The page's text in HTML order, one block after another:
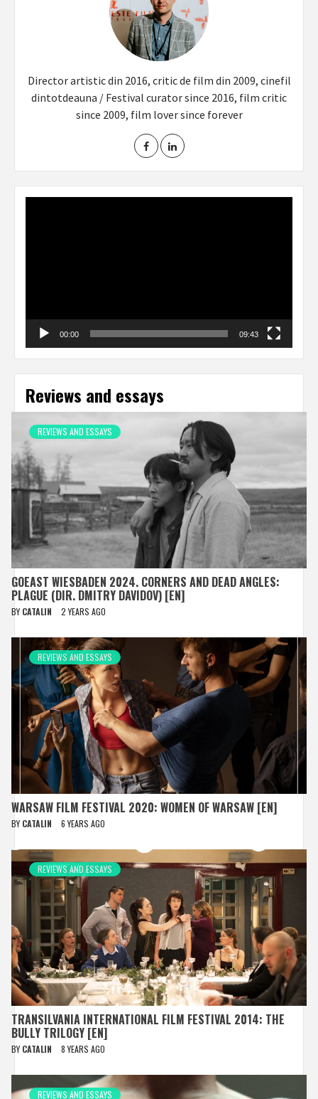
Director artistic din 2016, critic de film din 2009, cinefil
dintotdeauna / Festival curator since 2016, film critic
since 2009, film lover since forever
00:00 09:43
Reviews and essays
REVIEWS AND ESSAYS
GOEAST WIESBADEN 2024. CORNERS AND DEAD ANGLES:
PLAGUE (DIR. DMITRY DAVIDOV) [EN]
BY CATALIN 2 YEARS AGO
REVIEWS AND ESSAYS
WARSAW FILM FESTIVAL 2020: WOMEN OF WARSAW [EN]
BY CATALIN 6 YEARS AGO
REVIEWS AND ESSAYS
TRANSILVANIA INTERNATIONAL FILM FESTIVAL 2014: THE
BULLY TRILOGY [EN]
BY CATALIN 8 YEARS AGO
REVIEWS AND ESSAYS